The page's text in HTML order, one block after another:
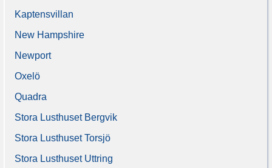
Kaptensvillan
New Hampshire
Newport
Oxelö
Quadra
Stora Lusthuset Bergvik
Stora Lusthuset Torsjö
Stora Lusthuset Uttring